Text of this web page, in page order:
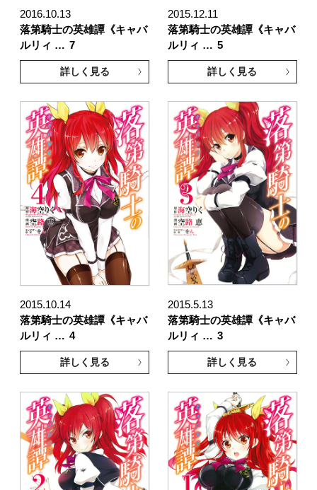
2016.10.13
落第騎士の英雄譚《キャバ
ルリィ … 7
詳しく見る
2015.12.11
落第騎士の英雄譚《キャバ
ルリィ … 5
詳しく見る
2015.10.14
落第騎士の英雄譚《キャバ
ルリィ … 4
詳しく見る
2015.5.13
落第騎士の英雄譚《キャバ
ルリィ … 3
詳しく見る